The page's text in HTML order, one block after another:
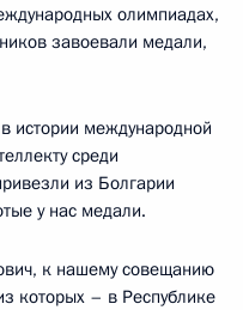
олимпиадах,
завоевали медали,
истории международной
среди
из Болгарии
у нас медали.
к нашему совещанию
которых – в Республике